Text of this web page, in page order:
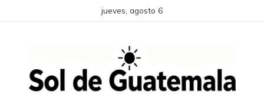
jueves, agosto 6